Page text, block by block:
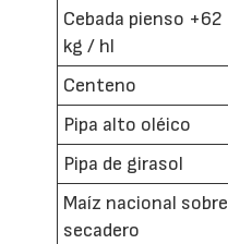
Cebada pienso +62
kg / hl
Centeno
Pipa alto oléico
Pipa de girasol
Maíz nacional sobre
secadero